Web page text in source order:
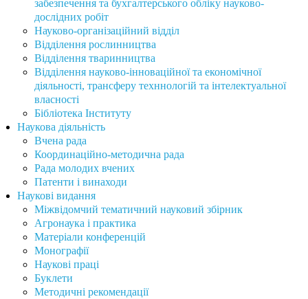
забезпечення та бухгалтерського обліку науково-
дослідних робіт
Науково-організаційний відділ
Відділення рослинництва
Відділення тваринництва
Відділення науково-інноваційної та економічної
діяльності, трансферу техннологій та інтелектуальної
власності
Бібліотека Інституту
Наукова діяльність
Вчена рада
Координаційно-методична рада
Рада молодих вчених
Патенти і винаходи
Наукові видання
Міжвідомчий тематичний науковий збірник
Агронаука і практика
Матеріали конференцій
Монографії
Наукові праці
Буклети
Методичні рекомендації